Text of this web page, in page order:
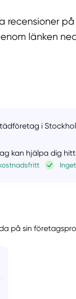
recensioner
länken
i
kan hjälpa dig
på sin